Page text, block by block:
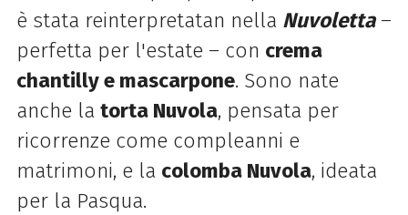
è stata reinterpretatan nella Nuvoletta–
perfetta per l'estate – con crema
chantilly e mascarpone. Sono nate
anche la torta Nuvola, pensata per
ricorrenze come compleanni e
matrimoni, e la colomba Nuvola, ideata
per la Pasqua.